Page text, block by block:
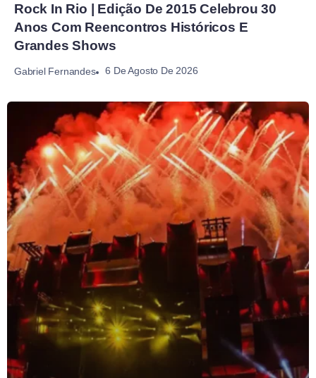
Rock In Rio | Edição De 2015 Celebrou 30
Anos Com Reencontros Históricos E
Grandes Shows
Gabriel Fernandes 6 De Agosto De 2026